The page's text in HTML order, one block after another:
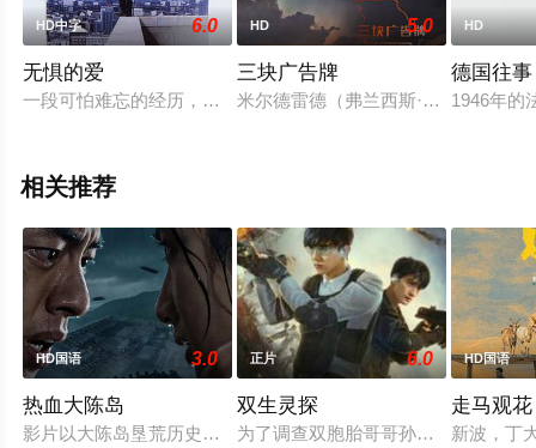
HD中字 6.0
无惧的爱
一段可怕难忘的经历，致使麦士活在阴影的恐惧下，原来，他
HD 5.0
三块广告牌
米尔德雷德（弗兰西斯·麦克多蒙德
HD
德国往事
1946年的
相关推荐
HD国语 3.0
热血大陈岛
影片以大陈岛垦荒历史为创作底色，在尊重历史真实性的前提
正片 6.0
双生灵探
为了调查双胞胎哥哥孙小糊的失踪，
HD国语
走马观花
新波，丁